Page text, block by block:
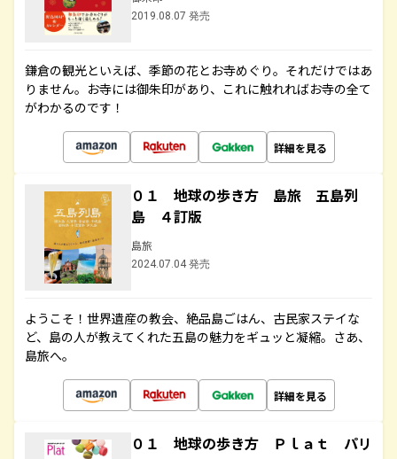
2019.08.07 発売
鎌倉の観光といえば、季節の花とお寺めぐり。それだけではあ
りません。お寺には御朱印があり、これに触れればお寺の全て
がわかるのです！
詳細を見る
０１ 地球の歩き方 島旅 五島列
島 ４訂版
島旅
2024.07.04 発売
ようこそ！世界遺産の教会、絶品島ごはん、古民家ステイな
ど、島の人が教えてくれた五島の魅力をギュッと凝縮。さあ、
島旅へ。
詳細を見る
０１ 地球の歩き方 Ｐｌａｔ パリ